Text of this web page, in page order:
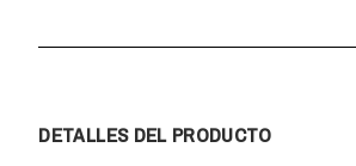
DETALLES DEL PRODUCTO